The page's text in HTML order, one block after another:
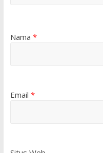
Nama *
Email *